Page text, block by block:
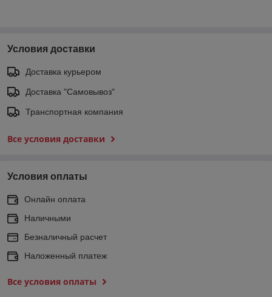
Условия доставки
Доставка курьером
Доставка "Самовывоз"
Транспортная компания
Все условия доставки
Условия оплаты
Онлайн оплата
Наличными
Безналичный расчет
Наложенный платеж
Все условия оплаты